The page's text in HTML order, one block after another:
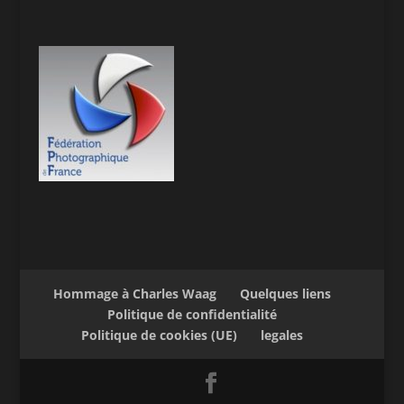
Hommage à Charles Waag
Quelques liens
Politique de confidentialité
Politique de cookies (UE)
legales